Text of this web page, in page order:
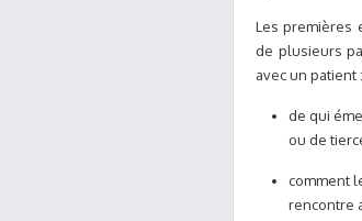
Les premières
de plusieurs
avec un patient :
de qui
ou de
comment
rencontre